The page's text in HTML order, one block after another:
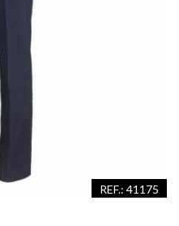
REF.: 41175